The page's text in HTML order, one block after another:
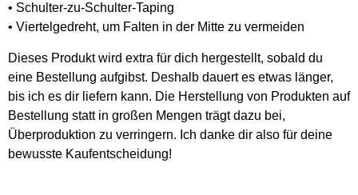
• Schulter-zu-Schulter-Taping
• Viertelgedreht, um Falten in der Mitte zu vermeiden
Dieses Produkt wird extra für dich hergestellt, sobald du
eine Bestellung aufgibst. Deshalb dauert es etwas länger,
bis ich es dir liefern kann. Die Herstellung von Produkten auf
Bestellung statt in großen Mengen trägt dazu bei,
Überproduktion zu verringern. Ich danke dir also für deine
bewusste Kaufentscheidung!